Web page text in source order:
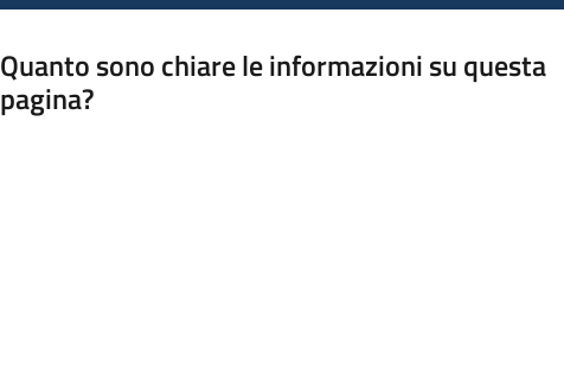
Quanto sono chiare le informazioni su questa
pagina?